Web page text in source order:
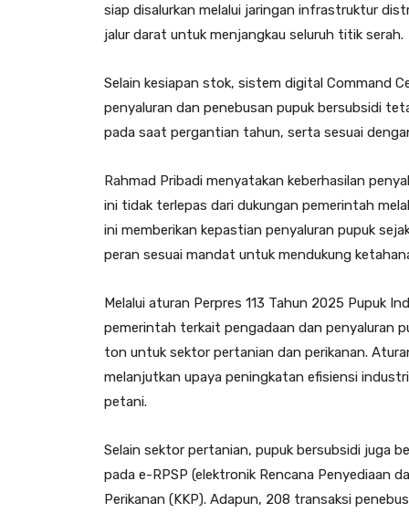
siap disalurkan melalui jaringan infrastruktur
jalur darat untuk menjangkau seluruh titik serah.
Selain kesiapan stok, sistem digital Command
penyaluran dan penebusan pupuk bersubsidi
pada saat pergantian tahun, serta sesuai
Rahmad Pribadi menyatakan keberhasilan
ini tidak terlepas dari dukungan pemerintah
ini memberikan kepastian penyaluran pupuk
peran sesuai mandat untuk mendukung
Melalui aturan Perpres 113 Tahun 2025 Pupuk
pemerintah terkait pengadaan dan penyaluran
ton untuk sektor pertanian dan perikanan.
melanjutkan upaya peningkatan efisiensi
petani.
Selain sektor pertanian, pupuk bersubsidi juga
pada e-RPSP (elektronik Rencana Penyediaan
Perikanan (KKP). Adapun, 208 transaksi